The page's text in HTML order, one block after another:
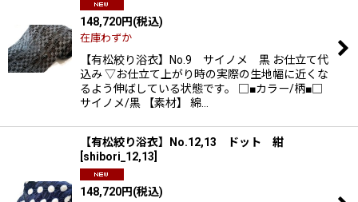
148,720円(税込)
在庫わずか
【有松絞り浴衣】No.9 サイノメ 黒 お仕立て代
込み ▽お仕立て上がり時の実際の生地幅に近くな
るよう伸ばしている状態です。 □■カラー/柄■□
サイノメ/黒 【素材】 綿…
【有松絞り浴衣】No.12,13 ドット 紺
shibori_12,13
148,720円(税込)